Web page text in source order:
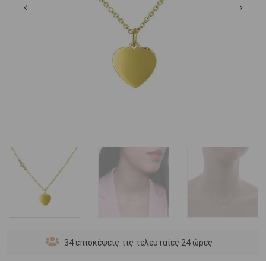
34 επισκέψεις τις τελευταίες 24 ώρες